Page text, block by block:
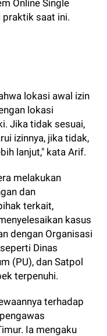
Online Single
praktik saat ini.
lokasi awal izin
lokasi
Jika tidak sesuai,
izinnya, jika tidak,
lanjut," kata Arif.
melakukan
dan
terkait,
kasus
dengan Organisasi
Dinas
(PU), dan Satpol
terpenuhi.
terhadap
Ia mengaku